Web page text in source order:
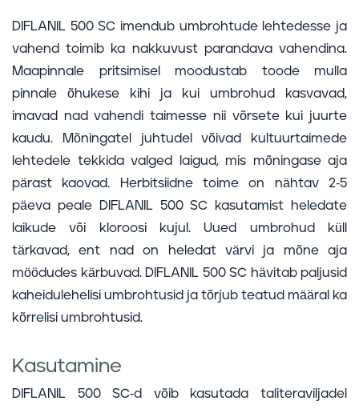
DIFLANIL 500 SC imendub umbrohtude lehtedesse ja
vahend toimib ka nakkuvust parandava vahendina.
Maapinnale pritsimisel moodustab toode mulla
pinnale õhukese kihi ja kui umbrohud kasvavad,
imavad nad vahendi taimesse nii võrsete kui juurte
kaudu. Mõningatel juhtudel võivad kultuurtaimede
lehtedele tekkida valged laigud, mis mõningase aja
pärast kaovad. Herbitsiidne toime on nähtav 2-5
päeva peale DIFLANIL 500 SC kasutamist heledate
laikude või kloroosi kujul. Uued umbrohud küll
tärkavad, ent nad on heledat värvi ja mõne aja
möödudes kärbuvad. DIFLANIL 500 SC hävitab paljusid
kaheidulehelisi umbrohtusid ja tõrjub teatud määral ka
kõrrelisi umbrohtusid.
Kasutamine
DIFLANIL 500 SC-d võib kasutada taliteraviljadel